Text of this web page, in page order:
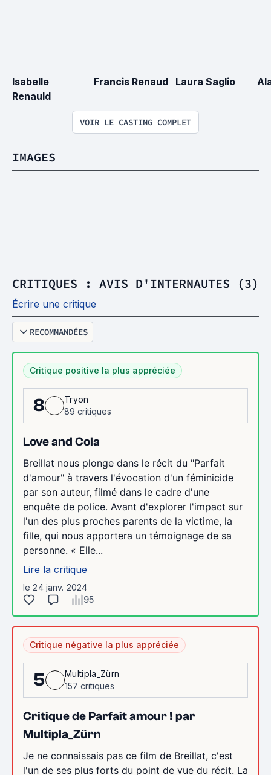
Isabelle
Renauld
Francis Renaud Laura Saglio
VOIR LE CASTING COMPLET
IMAGES
CRITIQUES : AVIS D'INTERNAUTES (3)
Écrire une critique
RECOMMANDÉES
Critique positive la plus appréciée
8
Tryon
89 critiques
Love and Cola
Breillat nous plonge dans le récit du "Parfait
d'amour" à travers l'évocation d'un féminicide
par son auteur, filmé dans le cadre d'une
enquête de police. Avant d'explorer l'impact sur
l'un des plus proches parents de la victime, la
fille, qui nous apportera un témoignage de sa
personne. « Elle...
Lire la critique
le 24 janv. 2024
95
Critique négative la plus appréciée
5
Multipla_Zürn
157 critiques
Critique de Parfait amour ! par
Multipla_Zürn
Je ne connaissais pas ce film de Breillat, c'est
l'un de ses plus forts du point de vue du récit. La